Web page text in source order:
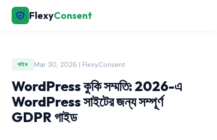
FlexyConsent
গাইড Mar 30, 2026 | FlexyConsent
WordPress কুকি সম্মতি: 2026-এ
WordPress সাইটের জন্য সম্পূর্ণ
GDPR গাইড